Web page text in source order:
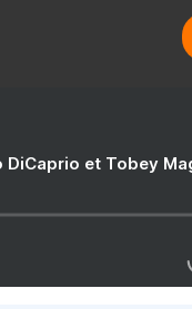
DiCaprio et Tobey